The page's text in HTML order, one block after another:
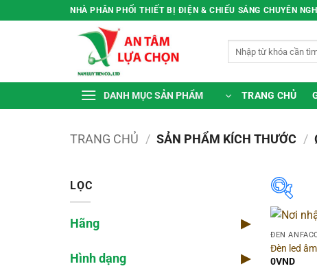
qua
NHÀ PHÂN PHỐI THIẾT BỊ ĐIỆN & CHIẾU SÁNG CHUYÊN
DANH MỤC SẢN PHẨM TRANG CHỦ
TRANG CHỦ / SẢN PHẨM KÍCH THƯỚC /
LỌC
Hãng ▶
Hình dạng ▶ Dòng
ĐÈN
Đèn led
0VND